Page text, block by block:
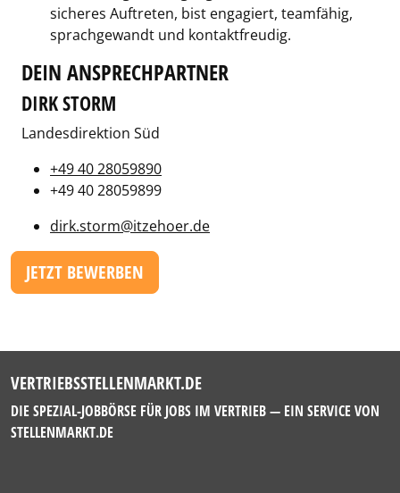
sicheres Auftreten, bist engagiert, teamfähig,
sprachgewandt und kontaktfreudig.
DEIN ANSPRECHPARTNER
DIRK STORM
Landesdirektion Süd
+49 40 28059890
+49 40 28059899
dirk.storm@itzehoer.de
JETZT BEWERBEN
VERTRIEBSSTELLENMARKT.DE
DIE SPEZIAL-JOBBÖRSE FÜR JOBS IM VERTRIEB — EIN SERVICE VON
STELLENMARKT.DE